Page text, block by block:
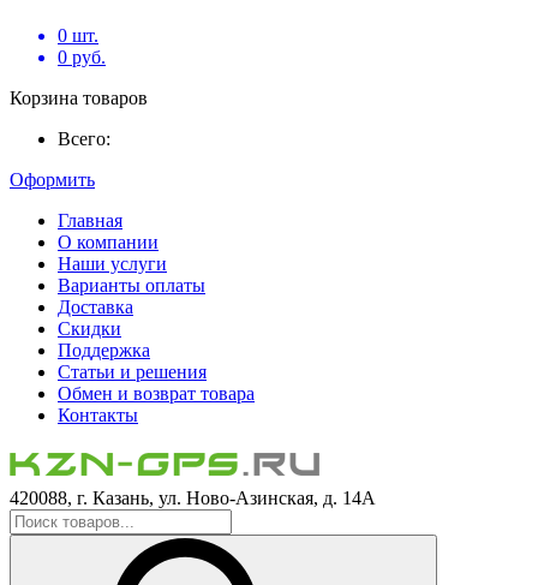
0 шт.
0 руб.
Корзина товаров
Всего:
Оформить
Главная
О компании
Наши услуги
Варианты оплаты
Доставка
Скидки
Поддержка
Статьи и решения
Обмен и возврат товара
Контакты
420088, г. Казань, ул. Ново-Азинская, д. 14А